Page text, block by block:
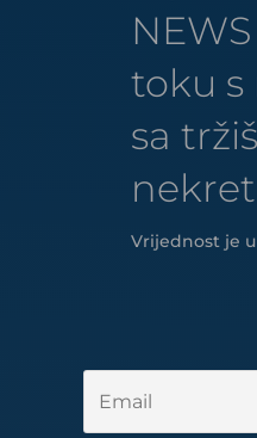
toku s
sa
Vrijednost je